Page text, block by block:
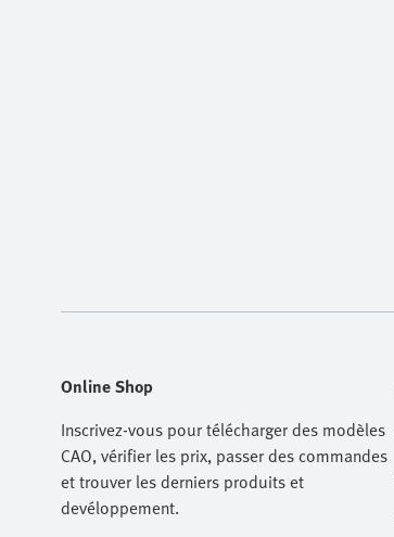
Online Shop
Inscrivez-vous pour télécharger des modèles
CAO, vérifier les prix, passer des commandes
et trouver les derniers produits et
devéloppement.